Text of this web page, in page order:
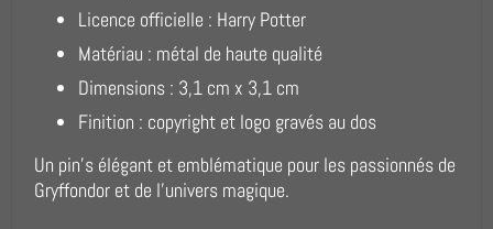
Licence officielle : Harry Potter
Matériau : métal de haute qualité
Dimensions : 3,1 cm x 3,1 cm
Finition : copyright et logo gravés au dos
Un pin's élégant et emblématique pour les passionnés de
Gryffondor et de l’univers magique.